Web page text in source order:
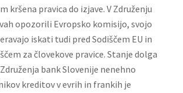
kršena pravica do izjave. V Združenju
opozorili Evropsko komisijo, svojo
iskati tudi pred Sodiščem EU in
za človekove pravice. Stanje dolga
bank Slovenije nenehno
kreditov v evrih in frankih je